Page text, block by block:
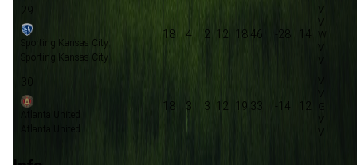
29
Sporting Kansas City
Sporting Kansas City
18 4 2 12 18:46 -28 14
30
18 3 3 12 19:33 -14 12